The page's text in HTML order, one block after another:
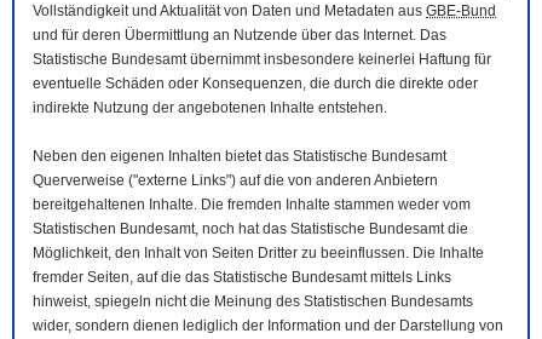
Vollständigkeit und Aktualität von Daten und Metadaten aus GBE-Bund
und für deren Übermittlung an Nutzende über das Internet. Das
Statistische Bundesamt übernimmt insbesondere keinerlei Haftung für
eventuelle Schäden oder Konsequenzen, die durch die direkte oder
indirekte Nutzung der angebotenen Inhalte entstehen.
Neben den eigenen Inhalten bietet das Statistische Bundesamt
Querverweise ("externe Links") auf die von anderen Anbietern
bereitgehaltenen Inhalte. Die fremden Inhalte stammen weder vom
Statistischen Bundesamt, noch hat das Statistische Bundesamt die
Möglichkeit, den Inhalt von Seiten Dritter zu beeinflussen. Die Inhalte
fremder Seiten, auf die das Statistische Bundesamt mittels Links
hinweist, spiegeln nicht die Meinung des Statistischen Bundesamts
wider, sondern dienen lediglich der Information und der Darstellung von